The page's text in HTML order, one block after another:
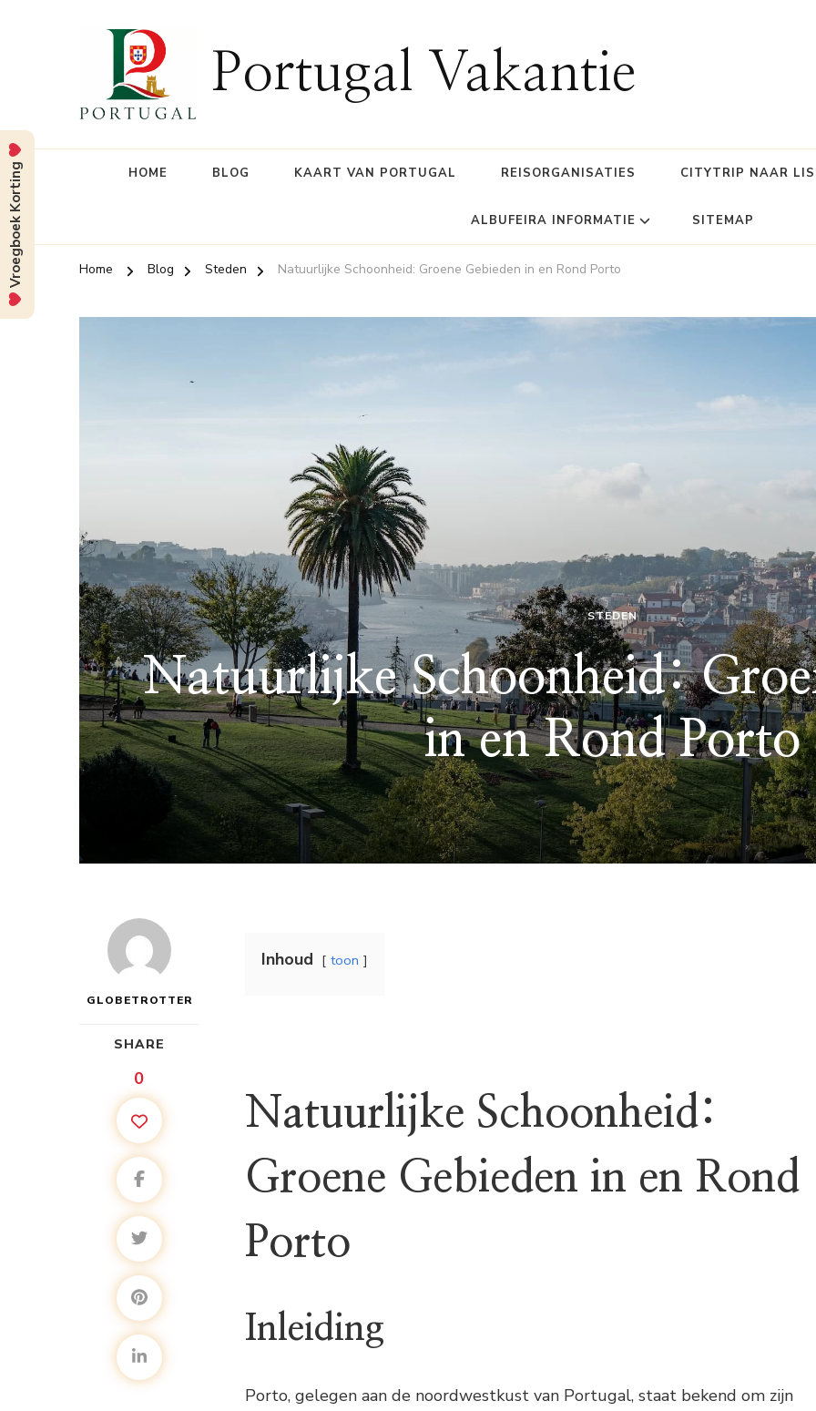
Portugal Vakantie
HOME BLOG KAART VAN PORTUGAL REISORGANISATIES CITYTRIP NAAR
ALBUFEIRA INFORMATIE SITEMAP
Home Blog Steden Natuurlijke Schoonheid: Groene Gebieden in en Rond Porto
STEDEN
Natuurlijke Schoonheid:
in en Rond Porto
GLOBETROTTER
SHARE
0
Inhoud toon
Natuurlijke Schoonheid:
Groene Gebieden in en Rond
Porto
Inleiding
Porto, gelegen aan de noordwestkust van Portugal, staat bekend om zijn
Vroegboek Korting